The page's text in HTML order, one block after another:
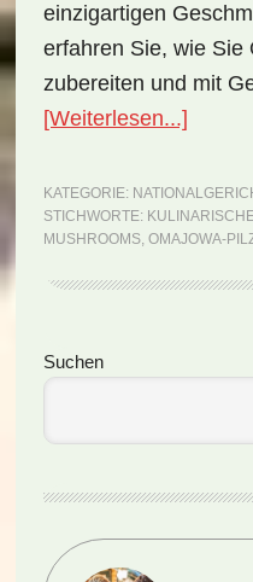
einzigartigen
erfahren Sie, wie Sie
zubereiten und mit
[Weiterlesen...]
KATEGORIE:
STICHWORTE:
MUSHROOMS, OMAJOWA-
Seitenspalte
Suchen